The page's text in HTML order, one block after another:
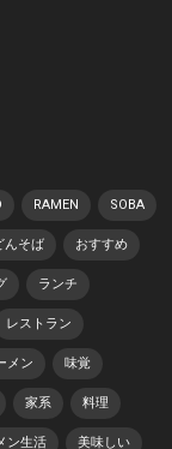
RAMEN SOBA
んそば おすすめ
ランチ
レストラン
メン 味覚
家系 料理
ン生活 美味しい